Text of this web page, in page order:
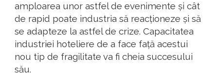
amploarea unor astfel de evenimente și cât
de rapid poate industria să reacționeze și să
se adapteze la astfel de crize. Capacitatea
industriei hoteliere de a face față acestui
nou tip de fragilitate va fi cheia succesului
său.